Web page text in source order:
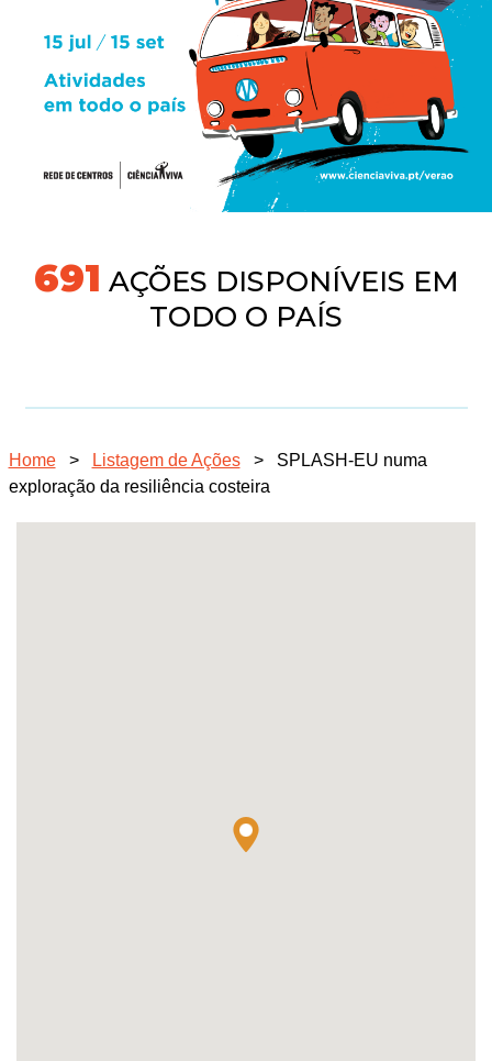
718 AÇÕES DISPONÍVEIS EM
TODO O PAÍS
Home > Listagem de Ações >
SPLASH-EU numa
exploração da resiliência costeira